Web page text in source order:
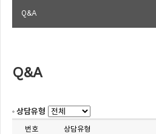
Q&A
Q&A
상담유형
번호 상담유형